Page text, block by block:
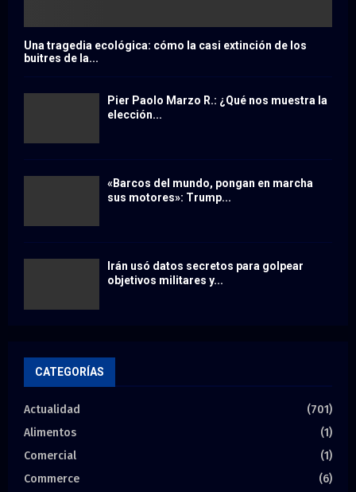
Una tragedia ecológica: cómo la casi extinción de los
buitres de la...
Pier Paolo Marzo R.: ¿Qué nos muestra la
elección...
«Barcos del mundo, pongan en marcha
sus motores»: Trump...
Irán usó datos secretos para golpear
objetivos militares y...
CATEGORÍAS
Actualidad
(701)
Alimentos
(1)
Comercial
(1)
Commerce
(6)